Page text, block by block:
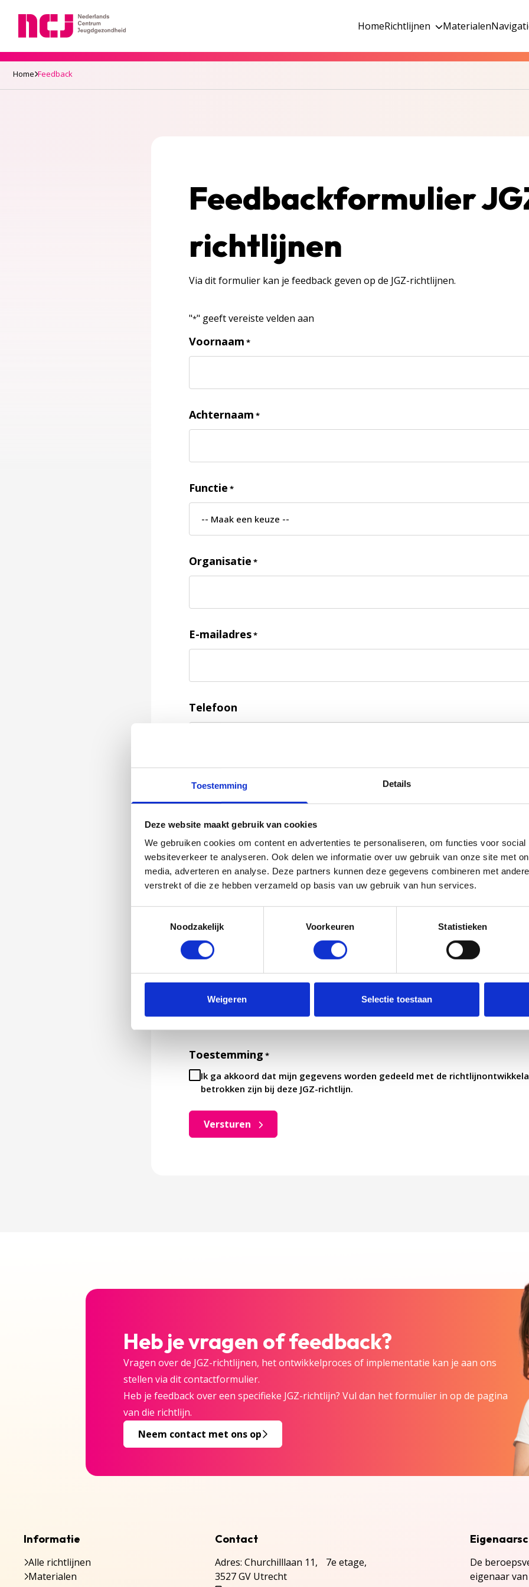
Toestemming Details
Deze website maakt gebruik van cookies
We gebruiken cookies om content en advertenties te personaliseren, om functies voor
websiteverkeer te analyseren. Ook delen we informatie over uw gebruik van onze site met
media, adverteren en analyse. Deze partners kunnen deze gegevens combineren met
verstrekt of die ze hebben verzameld op basis van uw gebruik van hun services.
Noodzakelijk
Voorkeuren Statistieken
Weigeren Selectie toestaan
HomeRichtlijnen Materialen
Home Feedback
Feedbackformulier
richtlijnen
Via dit formulier kan je feedback geven op de JGZ-richtlijnen.
"*" geeft vereiste velden aan
Voornaam *
Achternaam *
Functie *
Organisatie *
E-mailadres*
Telefoon
Feedback*
Jouw feedback wordt verwerkt door de adviseurs van het team richtlijnen
Toestemming *
Ik ga akkoord dat mijn gegevens worden gedeeld met de
betrokken zijn bij deze JGZ-richtlijn.
Versturen
Heb je vragen of feedback?
Vragen over de JGZ-richtlijnen, het ontwikkelproces of implementatie kan je aan ons
stellen via dit contactformulier.
Heb je feedback over een specifieke JGZ-richtlijn? Vul dan het formulier in op de pagina
van die richtlijn.
Neem contact met ons op
Informatie
Alle richtlijnen
Materialen
Contact
Adres: Churchilllaan 11, 7e etage,
3527 GV Utrecht
De
eigenaar